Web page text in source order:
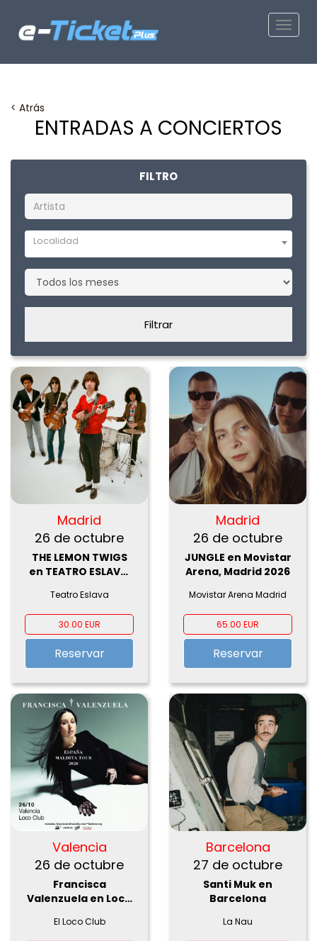
< Atrás
ENTRADAS A CONCIERTOS
FILTRO
Localidad
Filtrar
Madrid
26 de octubre
THE LEMON TWIGS
en TEATRO ESLAVA,
Teatro Eslava
30.00 EUR
Reservar
Madrid
26 de octubre
JUNGLE en Movistar
Arena, Madrid 2026
Movistar Arena Madrid
65.00 EUR
Reservar
Valencia
26 de octubre
Francisca
Valenzuela en Loco
El Loco Club
Barcelona
27 de octubre
Santi Muk en
Barcelona
La Nau